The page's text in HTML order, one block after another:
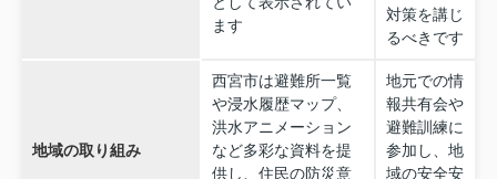
ます
対策を講じ
るべきです
地域の取り組み
西宮市は避難所一覧
や浸水履歴マップ、
洪水アニメーション
など多彩な資料を提
供し、住民の防災意
地元での情
報共有会や
避難訓練に
参加し、地
域の安全安